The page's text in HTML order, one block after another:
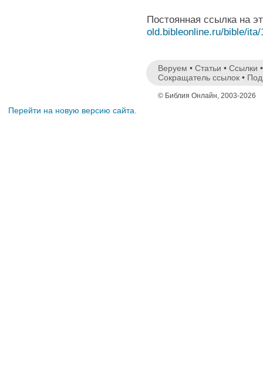
Постоянная ссылка на
old.bibleonline.ru/bible/ita/
Веруем • Статьи • Ссылки
Сокращатель ссылок •
© Библия Онлайн, 2003-2026
Перейти на новую версию сайта.